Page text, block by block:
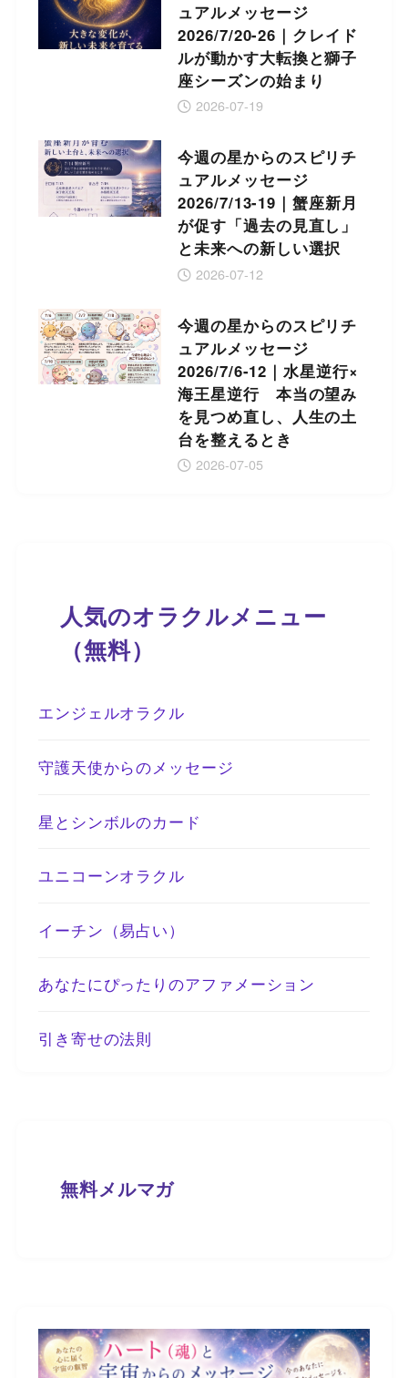
ュアルメッセージ
2026/7/20-26｜クレイド
ルが動かす大転換と獅子
座シーズンの始まり
2026-07-19
今週の星からのスピリチ
ュアルメッセージ
2026/7/13-19｜蟹座新月
が促す「過去の見直し」
と未来への新しい選択
2026-07-12
今週の星からのスピリチ
ュアルメッセージ
2026/7/6-12｜水星逆行×
海王星逆行 本当の望み
を見つめ直し、人生の土
台を整えるとき
2026-07-05
人気のオラクルメニュー
（無料）
エンジェルオラクル
守護天使からのメッセージ
星とシンボルのカード
ユニコーンオラクル
イーチン（易占い）
あなたにぴったりのアファメーション
引き寄せの法則
無料メルマガ